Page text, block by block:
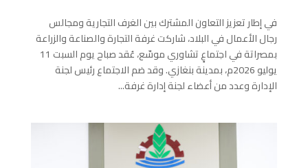
في إطار تعزيز التعاون المشترك بين الغرف التجارية ومجالس
رجال الأعمال في البلاد، شاركت غرفة التجارة والصناعة والزراعة
بمصراتة في اجتماعٍ تشاوري موسّع، عُقد صباح يوم السبت 11
يوليو 2026م، بمدينة بنغازي. وقد ضم الاجتماع رئيس لجنة
الإدارة وعدد من أعضاء لجنة إدارة غرفة...